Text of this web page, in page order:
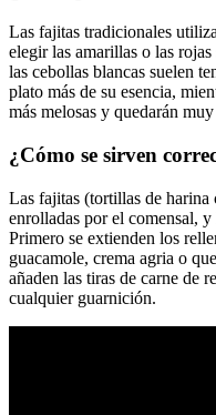
Las fajitas tradicionales
elegir las amarillas o las
las cebollas blancas suelen
plato más de su esencia,
más melosas y quedarán
¿Cómo se sirven
Las fajitas (tortillas de harina
enrolladas por el comensal,
Primero se extienden los
guacamole, crema agria o
añaden las tiras de carne de
cualquier guarnición.